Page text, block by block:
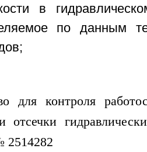
в
по данным